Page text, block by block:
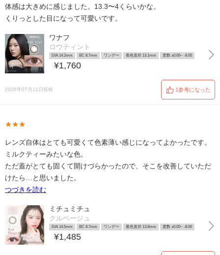
体感は大きめに感じました。13.3〜4くらいかな。
くりっとした目になって可愛いです。
ワナフ
ロウティント
DIA 14.2mm BC 8.7mm ワンデー 着色直径 13.1mm 度数 ±0.00~ -8.00
¥1,760
2026年07月11日投稿 1参考になった
★★★
レンズ自体はとても可愛くて色素薄い感じになってよかったです。
ミルクティーみたいな色。
ただ蓋がとても固くて開けづらかったので、そこを改善していただ
けたら…と思いました。
つづきを読む
ミチュミチュ
クルベージュ
DIA 14.5mm BC 8.7mm ワンデー 着色直径 13.8mm 度数 ±0.00~ -8.00
¥1,485